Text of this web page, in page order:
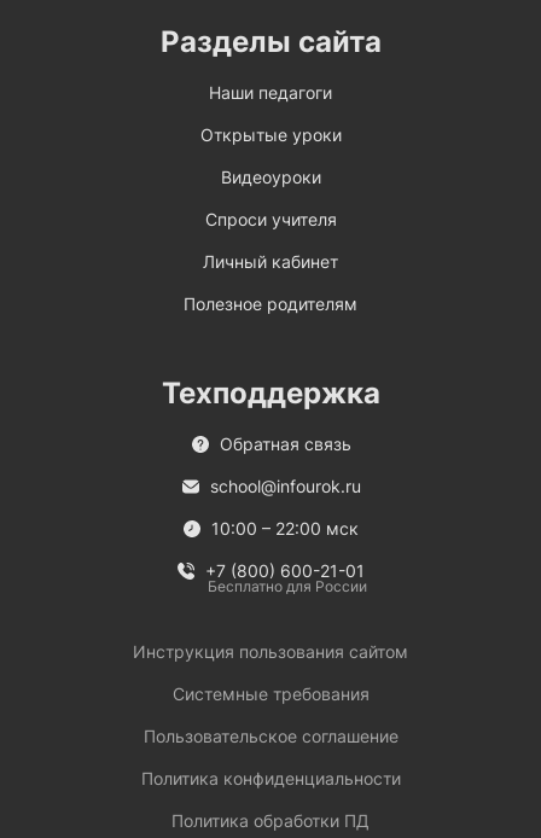
Разделы сайта
Наши педагоги
Открытые уроки
Видеоуроки
Спроси учителя
Личный кабинет
Полезное родителям
Техподдержка
Обратная связь
school@infourok.ru
10:00 – 22:00 мск
+7 (800) 600-21-01
Бесплатно для России
Инструкция пользования сайтом
Системные требования
Пользовательское соглашение
Политика конфиденциальности
Политика обработки ПД